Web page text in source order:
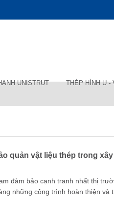
UNISTRUT THÉP HÌNH U -
quản vật liệu thép trong
đảm bảo cạnh tranh nhất thị
những công trình hoàn thiện